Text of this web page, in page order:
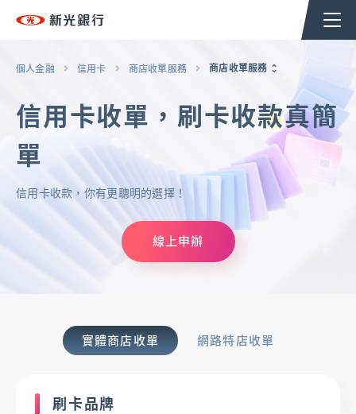
個人金融 企業金融 香港分行 企業永續
台新新光集團
返回至個人金融首頁
OMNI-U
個人金融 信用卡 商店收單服務 商店收單服務
信用卡收單，刷卡收款真簡
單
信用卡收款，你有更聰明的選擇！
線上申辦
實體商店收單 網路特店收單
刷卡品牌